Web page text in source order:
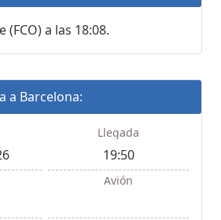
(FCO) a las 18:08.
a Barcelona:
Llegada
19:50
Avión